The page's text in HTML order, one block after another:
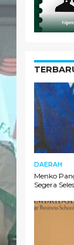
DAERAH
Menko
Segera